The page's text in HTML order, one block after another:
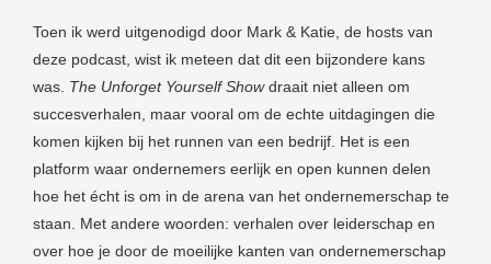
Toen ik werd uitgenodigd door Mark & Katie, de hosts van
deze podcast, wist ik meteen dat dit een bijzondere kans
was. The Unforget Yourself Showdraait niet alleen om
succesverhalen, maar vooral om de echte uitdagingen die
komen kijken bij het runnen van een bedrijf. Het is een
platform waar ondernemers eerlijk en open kunnen delen
hoe het écht is om in de arena van het ondernemerschap te
staan. Met andere woorden: verhalen over leiderschap en
over hoe je door de moeilijke kanten van ondernemerschap
te
de
Hierdoor
website-
van